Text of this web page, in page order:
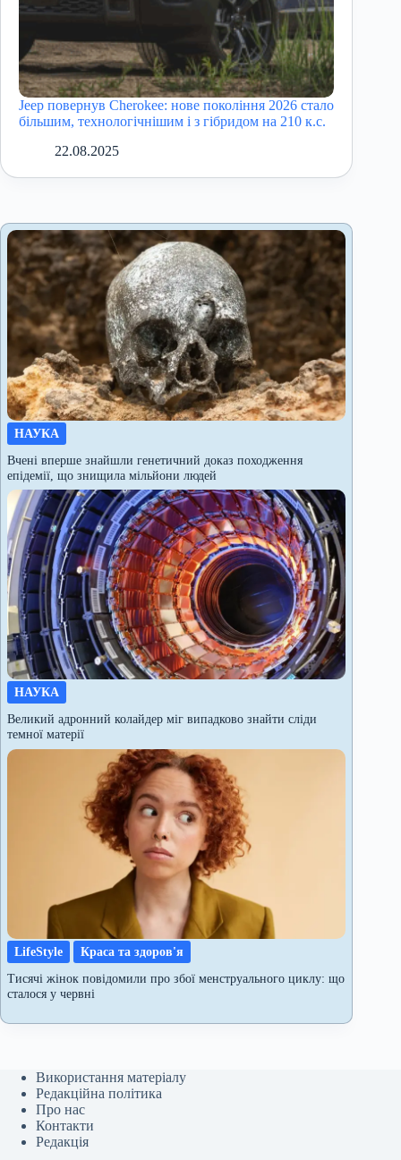
Jeep повернув Cherokee: нове покоління 2026 стало
більшим, технологічнішим і з гібридом на 210 к.с.
22.08.2025
НАУКА
Вчені вперше знайшли генетичний доказ походження
епідемії, що знищила мільйони людей
НАУКА
Великий адронний колайдер міг випадково знайти сліди
темної матерії
LifeStyle
Краса та здоров'я
Тисячі жінок повідомили про збої менструального циклу: що
сталося у червні
Використання матеріалу
Редакційна політика
Про нас
Контакти
Редакція